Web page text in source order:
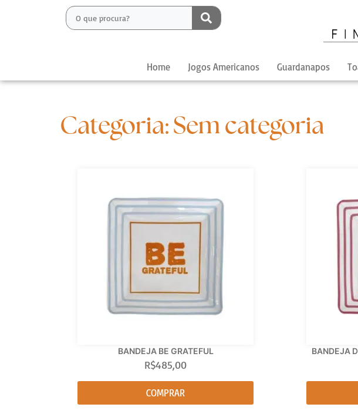
Home Jogos Americanos Guardanapos
Categoria: Sem categoria
BANDEJA BE GRATEFUL
R$485,00
COMPRAR
BANDEJA